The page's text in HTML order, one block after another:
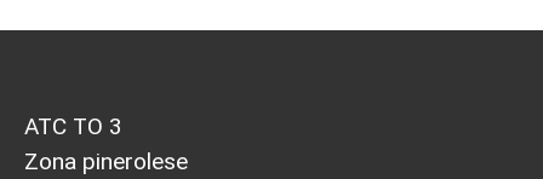
ATC TO 3
Zona pinerolese